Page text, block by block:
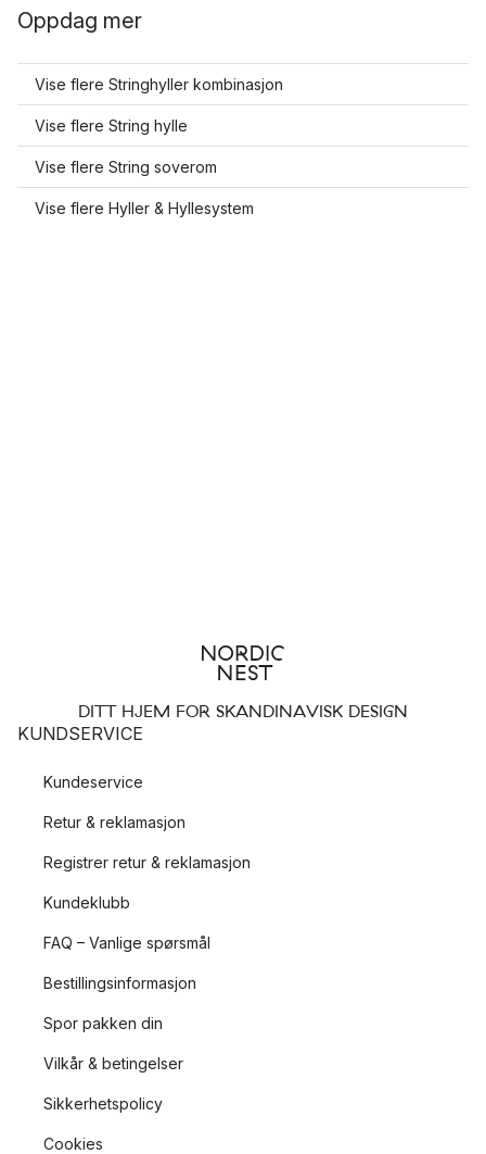
Oppdag mer
Vise flere Stringhyller kombinasjon
Vise flere String hylle
Vise flere String soverom
Vise flere Hyller & Hyllesystem
DITT HJEM FOR SKANDINAVISK DESIGN
KUNDSERVICE
Kundeservice
Retur & reklamasjon
Registrer retur & reklamasjon
Kundeklubb
FAQ – Vanlige spørsmål
Bestillingsinformasjon
Spor pakken din
Vilkår & betingelser
Sikkerhetspolicy
Cookies